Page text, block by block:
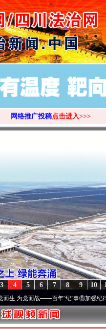
>
网络推广投稿点击进入>>>
10
9
8
7
6
5
4
3
而战——百年“纪”事⑧加强纪律..·[视